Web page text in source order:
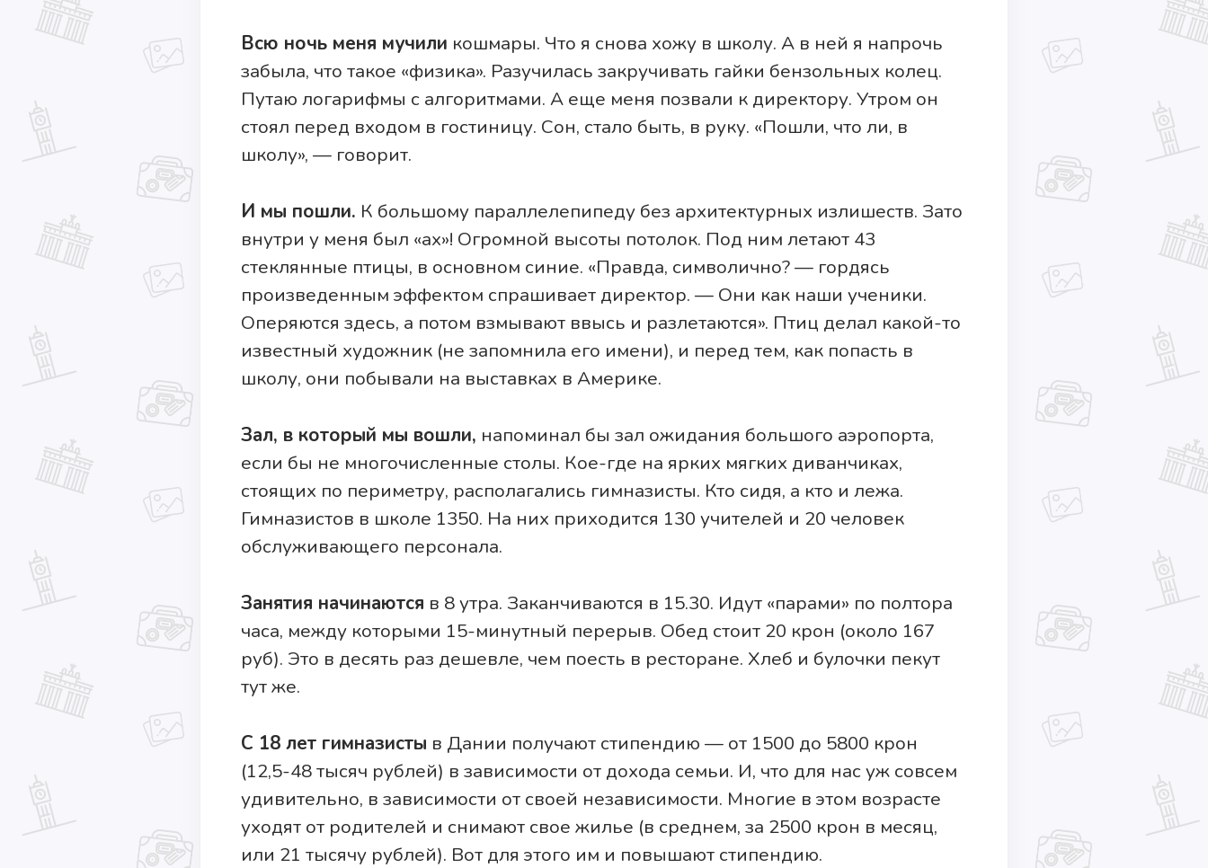
Всю ночь меня мучили кошмары. Что я снова хожу в школу. А в ней я напрочь
забыла, что такое «физика». Разучилась закручивать гайки бензольных колец.
Путаю логарифмы с алгоритмами. А еще меня позвали к директору. Утром он
стоял перед входом в гостиницу. Сон, стало быть, в руку. «Пошли, что ли, в
школу», — говорит.
И мы пошли. К большому параллелепипеду без архитектурных излишеств. Зато
внутри у меня был «ах»! Огромной высоты потолок. Под ним летают 43
стеклянные птицы, в основном синие. «Правда, символично? — гордясь
произведенным эффектом спрашивает директор. — Они как наши ученики.
Оперяются здесь, а потом взмывают ввысь и разлетаются». Птиц делал какой-то
известный художник (не запомнила его имени), и перед тем, как попасть в
школу, они побывали на выставках в Америке.
Зал, в который мы вошли, напоминал бы зал ожидания большого аэропорта,
если бы не многочисленные столы. Кое-где на ярких мягких диванчиках,
стоящих по периметру, располагались гимназисты. Кто сидя, а кто и лежа.
Гимназистов в школе 1350. На них приходится 130 учителей и 20 человек
обслуживающего персонала.
Занятия начинаются в 8 утра. Заканчиваются в 15.30. Идут «парами» по полтора
часа, между которыми 15-минутный перерыв. Обед стоит 20 крон (около 167
руб). Это в десять раз дешевле, чем поесть в ресторане. Хлеб и булочки пекут
тут же.
С 18 лет гимназисты в Дании получают стипендию — от 1500 до 5800 крон
(12,5-48 тысяч рублей) в зависимости от дохода семьи. И, что для нас уж совсем
удивительно, в зависимости от своей независимости. Многие в этом возрасте
уходят от родителей и снимают свое жилье (в среднем, за 2500 крон в месяц,
или 21 тысячу рублей). Вот для этого им и повышают стипендию.